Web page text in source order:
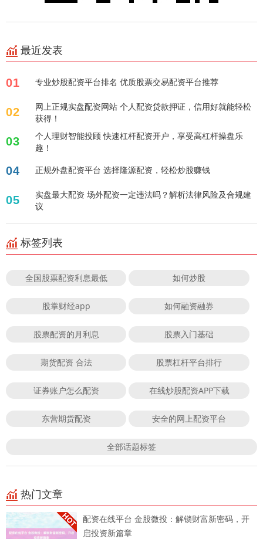
最近发表
01 专业炒股配资平台排名 优质股票交易配资平台推荐
02
网上正规实盘配资网站 个人配资贷款押证，信用好就能轻松
获得！
03
个人理财智能投顾 快速杠杆配资开户，享受高杠杆操盘乐
趣！
04 正规外盘配资平台 选择隆源配资，轻松炒股赚钱
05
实盘最大配资 场外配资一定违法吗？解析法律风险及合规建
议
标签列表
全国股票配资利息最低 如何炒股
股掌财经app 如何融资融券
股票配资的月利息 股票入门基础
期货配资 合法 股票杠杆平台排行
证券账户怎么配资 在线炒股配资APP下载
东营期货配资 安全的网上配资平台
全部话题标签
热门文章
配资在线平台 金股微投：解锁财富新密码，开
启投资新篇章